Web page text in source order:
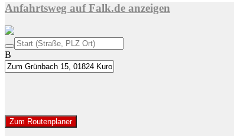
Anfahrtsweg auf Falk.de anzeigen
B
Zum Routenplaner